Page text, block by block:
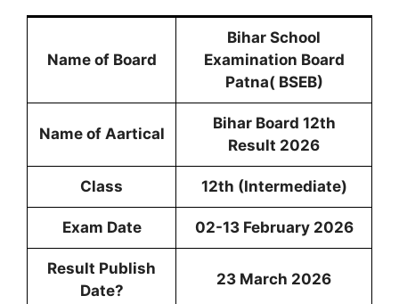
Name of Board
Bihar School
Examination Board
Patna( BSEB)
Name of Aartical
Bihar Board 12th
Result 2026
Class 12th (Intermediate)
Exam Date 02-13 February 2026
Result Publish
Date?
23 March 2026